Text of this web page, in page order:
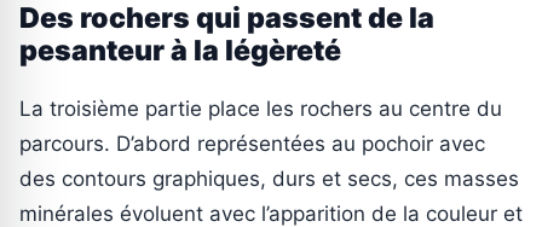
Des rochers qui passent de la
pesanteur à la légèreté
La troisième partie place les rochers au centre du
parcours. D’abord représentées au pochoir avec
des contours graphiques, durs et secs, ces masses
minérales évoluent avec l’apparition de la couleur et